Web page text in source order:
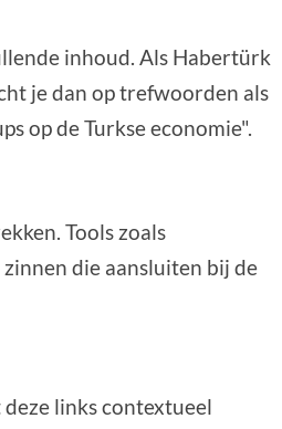
inhoud. Als Habertürk
je dan op trefwoorden als
op de Turkse economie".
Tools zoals
die aansluiten bij de
links contextueel